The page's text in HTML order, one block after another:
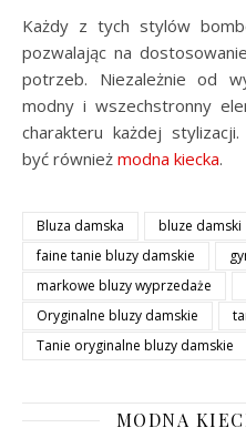
Każdy z tych stylów
pozwalając na
potrzeb. Niezależnie od
modny i wszechstronny
charakteru każdej
być również modna kiecka.
Bluza damska bluze damski
faine tanie bluzy damskie
markowe bluzy wyprzedaże
Oryginalne bluzy damskie
Tanie oryginalne bluzy damskie
MODNA